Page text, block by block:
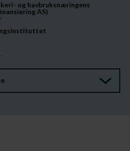
og havbruksnæringens
AS)